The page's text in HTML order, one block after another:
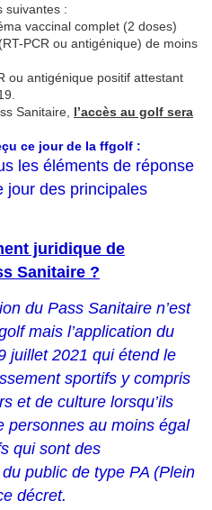
suivantes :
vaccinal complet (2 doses)
PCR ou antigénique) de moins
antigénique positif attestant
Sanitaire, l’accès au golf sera
ce jour de la ffgolf :
les éléments de réponse
jour des principales
juridique de
Sanitaire ?
du Pass Sanitaire n’est
mais l’application du
juillet 2021 qui étend le
sportifs y compris
et de culture lorsqu’ils
personnes au moins égal
qui sont des
public de type PA (Plein
décret.